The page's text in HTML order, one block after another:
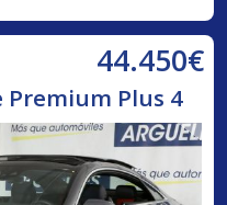
44.450€
Premium Plus 4